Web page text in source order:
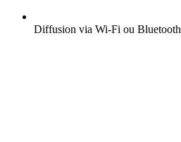
Diffusion via Wi-Fi ou Bluetooth